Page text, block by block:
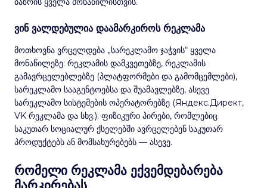
ვინ ვალდებულია დაამარკიროს რეკლამა
მოთხოვნა ვრცელდება „სარეკლამო ჯაჭვის“ ყველა
მონაწილეზე: რეკლამის დამკვეთებზე, რეკლამის
გამავრცელებლებზე (პლატფორმები და გამომცემლები),
სარეკლამო სააგენტოებსა და შუამავლებზე, ასევე
სარეკლამო სისტემების ოპერატორებზე (Яндекс.Директ,
VK რეკლამა და სხვ.). ფიზიკური პირები, რომლებიც
საკუთარ სოციალურ ქსელებში ავრცელებენ საკუთარ
პროდუქტებს ან მომსახურებებს — ასევე.
რომელი რეკლამა ექვემდებარება